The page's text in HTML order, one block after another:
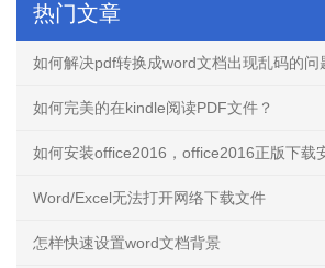
热门文章
如何解决pdf转换成word文档出现乱码的问
如何完美的在kindle阅读PDF文件？
如何安装office2016，office2016正版下载
Word/Excel无法打开网络下载文件
怎样快速设置word文档背景